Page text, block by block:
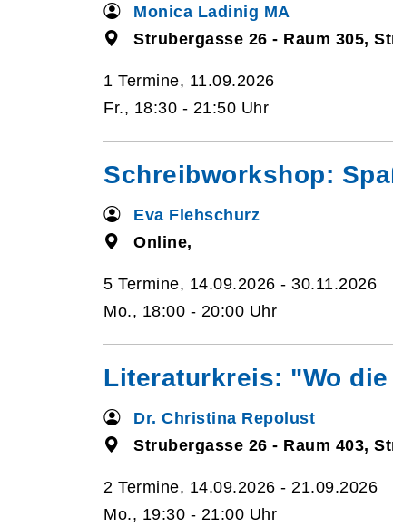
Monica Ladinig MA
Strubergasse 26 - Raum 305,
1 Termine, 11.09.2026
Fr., 18:30 - 21:50 Uhr
Schreibworkshop:
Eva Flehschurz
Online,
5 Termine, 14.09.2026 - 30.11.2026
Mo., 18:00 - 20:00 Uhr
Literaturkreis: "Wo
Dr. Christina Repolust
Strubergasse 26 - Raum 403,
2 Termine, 14.09.2026 - 21.09.2026
Mo., 19:30 - 21:00 Uhr